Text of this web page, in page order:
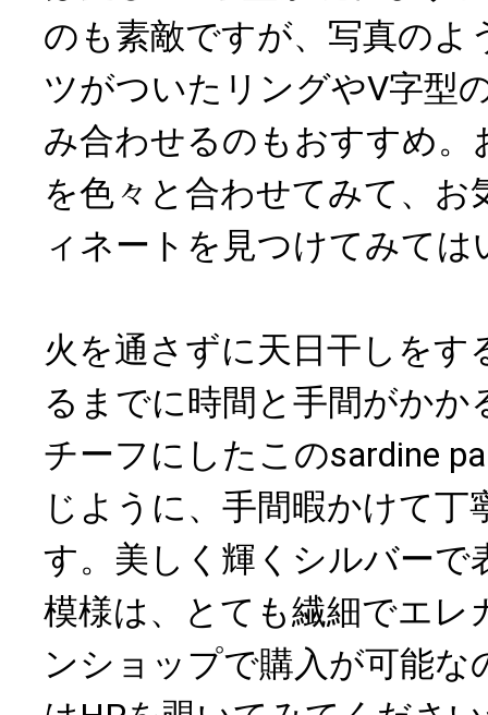
のも素敵ですが、写真のよ
ツがついたリングやV字型
み合わせるのもおすすめ。
を色々と合わせてみて、お
ィネートを見つけてみて
火を通さずに天日干しをす
るまでに時間と手間がかか
チーフにしたこのsardine
じように、手間暇かけて丁
す。美しく輝くシルバーで
模様は、とても繊細でエレ
ンショップで購入が可能な